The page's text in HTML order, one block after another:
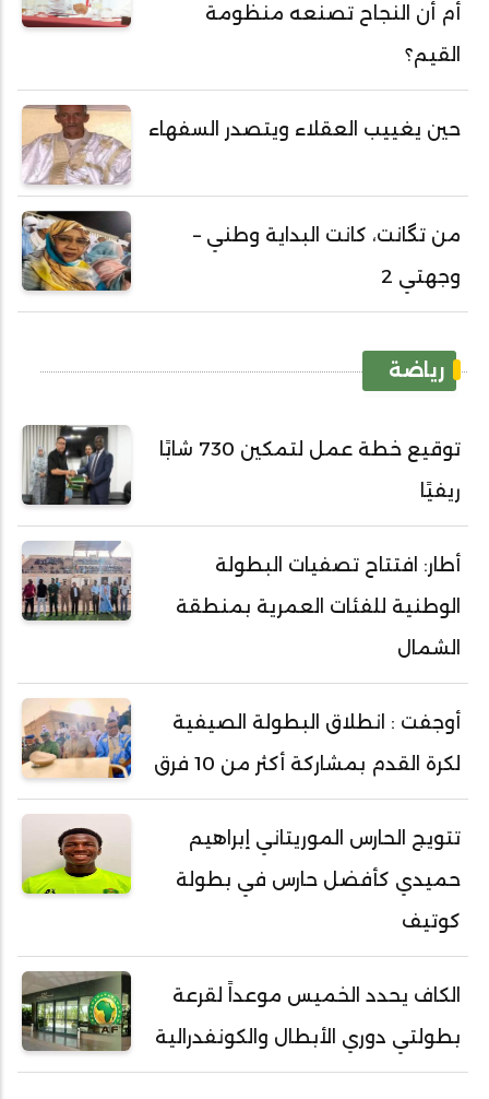
أم أن النجاح تصنعه منظومة
القيم؟
حين يغييب العقلاء ويتصدر السفهاء
من تگانت، كانت البداية وطني –
وجهتي 2
رياضة
توقيع خطة عمل لتمكين 730 شابًا
ريفيًا
أطار: افتتاح تصفيات البطولة
الوطنية للفئات العمرية بمنطقة
الشمال
أوجفت : انطلاق البطولة الصيفية
لكرة القدم بمشاركة أكثر من 10 فرق
تتويج الحارس الموريتاني إبراهيم
حميدي كأفضل حارس في بطولة
كوتيف
الكاف يحدد الخميس موعداً لقرعة
بطولتي دوري الأبطال والكونفدرالية